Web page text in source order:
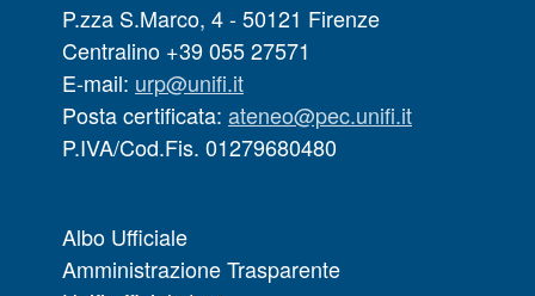
P.zza S.Marco, 4 - 50121 Firenze
Centralino +39 055 27571
E-mail: urp@unifi.it
Posta certificata: ateneo@pec.unifi.it
P.IVA/Cod.Fis. 01279680480
Albo Ufficiale
Amministrazione Trasparente